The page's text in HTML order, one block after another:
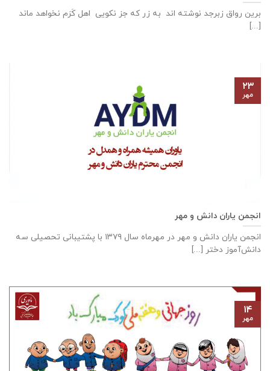
برین رواق زبرجد نوشته اند به زر که جز نکویی اهل کَرَم نخواهد ماند
[...]
انجمن یاران دانش و مهر
انجمن یاران دانش و مهر در مهرماه سال ۱۳۷۹ با پشتیبانی تحصیلی سه
دانش‌آموز دختر [...]
۲۳
مهر
۱۴
مهر